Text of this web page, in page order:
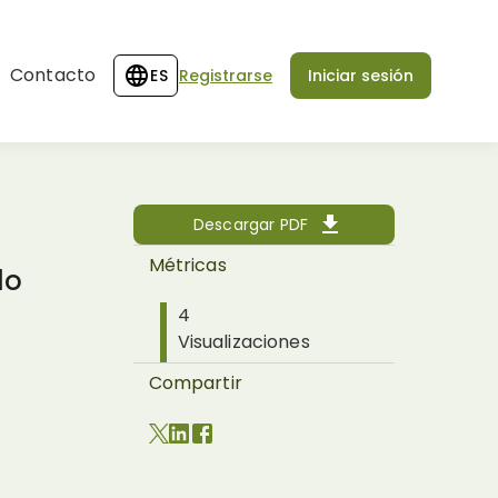
Contacto ES Registrarse Iniciar sesión
Descargar PDF
Métricas
4
Visualizaciones
Compartir